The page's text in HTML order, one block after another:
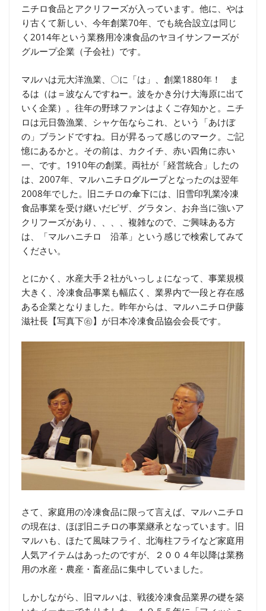
ニチロ食品とアクリフーズが入っています。他に、やは
り古くて新しい、今年創業70年、でも統合設立は同じ
く2014年という業務用冷凍食品のヤヨイサンフーズが
グループ企業（子会社）です。
マルハは元大洋漁業、〇に「は」、創業1880年！ ま
るは（は＝波なんですねー。波をかき分け大海原に出て
いく企業）。往年の野球ファンはよくご存知かと。ニチ
ロは元日魯漁業、シャケ缶ならこれ、という「あけぼ
の」ブランドですね。日が昇るって感じのマーク。ご記
憶にあるかと。その前は、カクイチ、赤い四角に赤い
一、です。1910年の創業。両社が「経営統合」したの
は、2007年、マルハニチログループとなったのは翌年
2008年でした。旧ニチロの傘下には、旧雪印乳業冷凍
食品事業を受け継いだピザ、グラタン、お弁当に強いア
クリフーズがあり、、、、複雑なので、ご興味ある方
は、「マルハニチロ 沿革」という感じで検索してみて
ください。
とにかく、水産大手２社がいっしょになって、事業規模
大きく、冷凍食品事業も幅広く、業界内で一段と存在感
ある企業となりました。昨年からは、マルハニチロ伊藤
滋社長【写真下㊨】が日本冷凍食品協会会長です。
さて、家庭用の冷凍食品に限って言えば、マルハニチロ
の現在は、ほぼ旧ニチロの事業継承となっています。旧
マルハも、ほたて風味フライ、北海柱フライなど家庭用
人気アイテムはあったのですが、２００４年以降は業務
用の水産・農産・畜産品に集中していました。
しかしながら、旧マルハは、戦後冷凍食品業界の礎を築